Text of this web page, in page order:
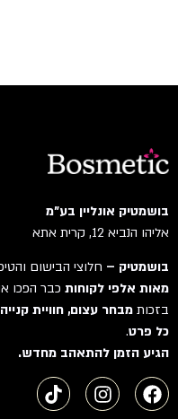
בושמטיק אונליין בע"מ
אליהו הנביא 12, קרית אתא
בושמטיק –חלוצי הבישום
מאות אלפי לקוחותכבר הפכו
בזכותמבחר עצום, חוויית
כל פרט.
הגיע הזמן להתאהב מחדש.